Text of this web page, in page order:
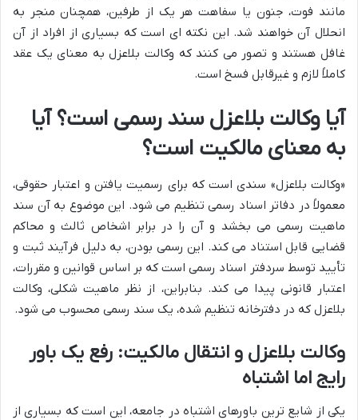
مانند فوت، جنون یا سفاهت هر یک از طرفین، همچنان منجر به
انحلال آن خواهند شد. این نکته ای است که بسیاری از افراد از آن
غافل هستند و تصور می کنند که وکالت بلاعزل به معنای یک عقد
کاملاً لازم و غیرقابل فسخ است.
آیا وکالت بلاعزل سند رسمی است؟ آیا
به معنای مالکیت است؟
«وکالت بلاعزل» سندی است که برای رسمیت یافتن و اعتبار حقوقی،
معمولاً در دفاتر اسناد رسمی تنظیم می شود. این موضوع به آن سند
ماهیت رسمی می بخشد و آن را در برابر اشخاص ثالث و محاکم
قضایی قابل استناد می کند. این رسمی بودن، به دلیل فرآیند ثبت و
تأیید توسط سردفتر اسناد رسمی است که بر اساس قوانین و مقررات،
اعتبار قانونی پیدا می کند. بنابراین، از نظر ماهیت شکلی، وکالت
بلاعزل که در دفترخانه تنظیم شده، یک سند رسمی محسوب می شود.
وکالت بلاعزل و انتقال مالکیت: رفع یک باور
رایج اما اشتباه
یکی از شایع ترین باورهای اشتباه در جامعه، این است که بسیاری از